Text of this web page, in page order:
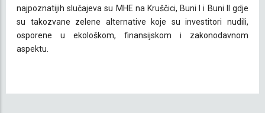
najpoznatijih slučajeva su MHE na Kruščici, Buni I i Buni II gdje
su takozvane zelene alternative koje su investitori nudili,
osporene u ekološkom, finansijskom i zakonodavnom
aspektu.